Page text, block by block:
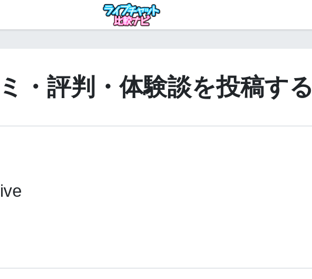
・評判・体験談を投稿する